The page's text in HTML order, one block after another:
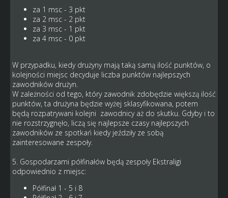
za 1 msc - 3 pkt
za 2 msc - 2 pkt
za 3 msc - 1 pkt
za 4 msc - 0 pkt
W przypadku, kiedy drużyny mają taką samą ilość punktów, o
kolejności miejsc decyduje liczba punktów najlepszych
zawodników drużyn.
W zależności od tego, który zawodnik zdobędzie większą ilość
punktów, ta drużyna będzie wyżej sklasyfikowana, potem
będą rozpatrywani kolejni zawodnicy aż do skutku. Gdyby i to
nie rozstrzygnęło, liczą się najlepsze czasy najlepszych
zawodników ze spotkań kiedy jeździły ze sobą
zainteresowane zespoły.
5. Gospodarzami półfinałów będą zespoły Ekstraligi
odpowiednio z miejsc:
Półfinał 1 - 5 i 8